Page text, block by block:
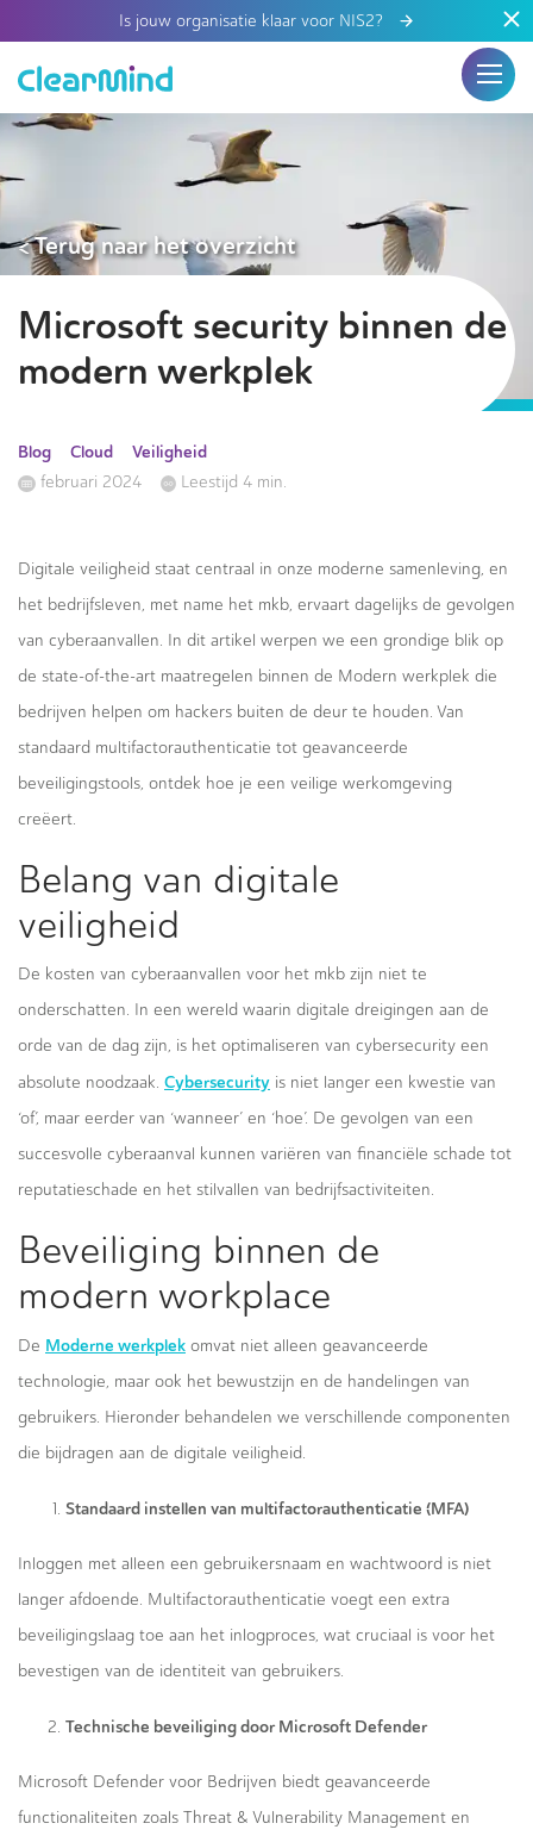
Is jouw organisatie klaar voor NIS2?
< Terug naar het overzicht
Microsoft security binnen de
modern werkplek
Blog Cloud Veiligheid
februari 2024 Leestijd 4 min.
Digitale veiligheid staat centraal in onze moderne samenleving, en
het bedrijfsleven, met name het mkb, ervaart dagelijks de gevolgen
van cyberaanvallen. In dit artikel werpen we een grondige blik op
de state-of-the-art maatregelen binnen de Modern werkplek die
bedrijven helpen om hackers buiten de deur te houden. Van
standaard multifactorauthenticatie tot geavanceerde
beveiligingstools, ontdek hoe je een veilige werkomgeving
creëert.
Belang van digitale
veiligheid
De kosten van cyberaanvallen voor het mkb zijn niet te
onderschatten. In een wereld waarin digitale dreigingen aan de
orde van de dag zijn, is het optimaliseren van cybersecurity een
absolute noodzaak. Cybersecurity is niet langer een kwestie van
‘of’, maar eerder van ‘wanneer’ en ‘hoe’. De gevolgen van een
succesvolle cyberaanval kunnen variëren van financiële schade tot
reputatieschade en het stilvallen van bedrijfsactiviteiten.
Beveiliging binnen de
modern workplace
De Moderne werkplek omvat niet alleen geavanceerde
technologie, maar ook het bewustzijn en de handelingen van
gebruikers. Hieronder behandelen we verschillende componenten
die bijdragen aan de digitale veiligheid.
Standaard instellen van multifactorauthenticatie (MFA)
Inloggen met alleen een gebruikersnaam en wachtwoord is niet
langer afdoende. Multifactorauthenticatie voegt een extra
beveiligingslaag toe aan het inlogproces, wat cruciaal is voor het
bevestigen van de identiteit van gebruikers.
Technische beveiliging door Microsoft Defender
Microsoft Defender voor Bedrijven biedt geavanceerde
functionaliteiten zoals Threat & Vulnerability Management en